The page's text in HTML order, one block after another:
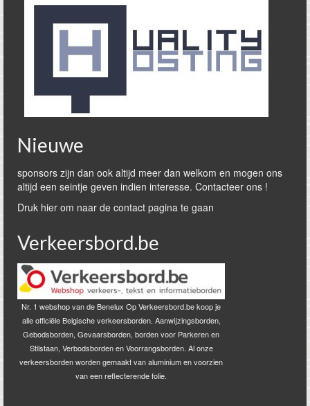
Nieuwe
sponsors zijn dan ook altijd meer dan welkom en mogen ons
altijd een seintje geven indien interesse. Contacteer ons !
Druk hier om naar de contact pagina te gaan
Verkeersbord.be
Nr. 1 webshop van de Benelux Op Verkeersbord.be koop je
alle officiële Belgische verkeersborden. Aanwijzingsborden,
Gebodsborden, Gevaarsborden, borden voor Parkeren en
Stilstaan, Verbodsborden en Voorrangsborden. Al onze
verkeersborden worden gemaakt van aluminium en voorzien
van een reflecterende folie.